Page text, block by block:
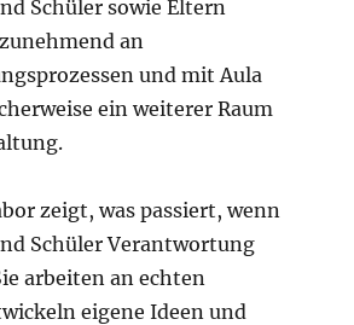
Schüler sowie Eltern
an
und mit Aula
ein weiterer Raum
zeigt, was passiert, wenn
Schüler Verantwortung
arbeiten an echten
eigene Ideen und